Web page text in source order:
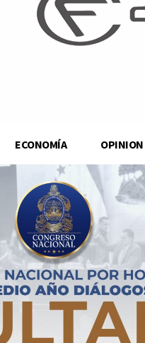
ECONOMÍA OPINION